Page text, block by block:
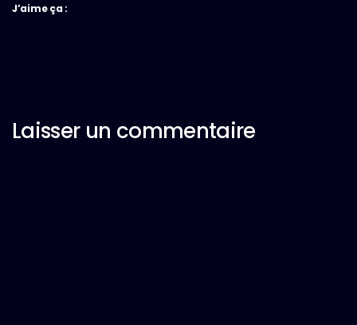
J’aime ça :
Laisser un commentaire